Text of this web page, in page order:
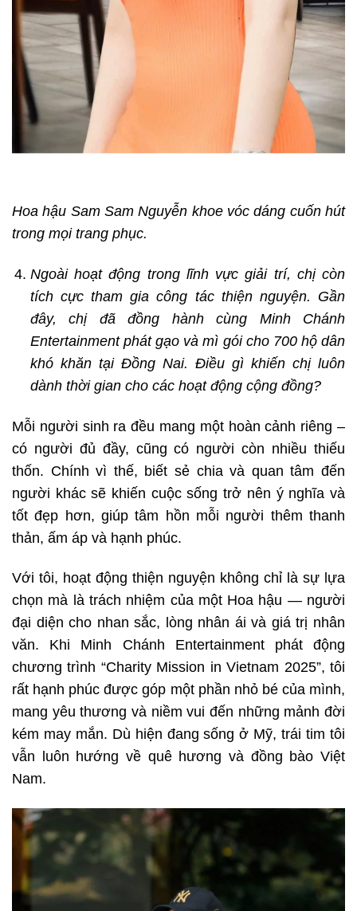
Hoa hậu Sam Sam Nguyễn khoe vóc dáng cuốn hút
trong mọi trang phục.
Ngoài hoạt động trong lĩnh vực giải trí, chị còn
tích cực tham gia công tác thiện nguyện. Gần
đây, chị đã đồng hành cùng Minh Chánh
Entertainment phát gạo và mì gói cho 700 hộ dân
khó khăn tại Đồng Nai. Điều gì khiến chị luôn
dành thời gian cho các hoạt động cộng đồng?
Mỗi người sinh ra đều mang một hoàn cảnh riêng –
có người đủ đầy, cũng có người còn nhiều thiếu
thốn. Chính vì thế, biết sẻ chia và quan tâm đến
người khác sẽ khiến cuộc sống trở nên ý nghĩa và
tốt đẹp hơn, giúp tâm hồn mỗi người thêm thanh
thản, ấm áp và hạnh phúc.
Với tôi, hoạt động thiện nguyện không chỉ là sự lựa
chọn mà là trách nhiệm của một Hoa hậu — người
đại diện cho nhan sắc, lòng nhân ái và giá trị nhân
văn. Khi Minh Chánh Entertainment phát động
chương trình “Charity Mission in Vietnam 2025”, tôi
rất hạnh phúc được góp một phần nhỏ bé của mình,
mang yêu thương và niềm vui đến những mảnh đời
kém may mắn. Dù hiện đang sống ở Mỹ, trái tim tôi
vẫn luôn hướng về quê hương và đồng bào Việt
Nam.